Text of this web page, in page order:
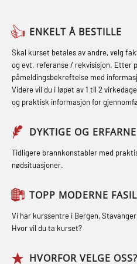
Fallsikring
Førstehjelp –
Førstehjelp
GOC sertifikat
GOC sertifikat
(MRC102)
oljearbeidere
GWO: BST –
Adaptive e-
(RBSBLE018)
(MBSBLE021)
STCW kombi
og
STCW Kombi
og Medisinsk
Webinar
STCW
(MBS114)
STCW Medisinsk
STCW
oppdatering
STCW
inkl.
Hjertestarter
Røykdykking
repetisjon
Sikkerhetskurs
oppdrettsanlegg
Ulykkesgransking
(LFI100)
ENKELT Å BESTILLE
Skal kurset betales av andre, velg
og evt. referanse / rekvisisjon. Etter
påmeldingsbekreftelse med
Videre vil du i løpet av 1 til 2
og praktisk informasjon for
DYKTIGE OG
Tidligere brannkonstabler med
nødsituasjoner.
TOPP MODERNE
Vi har kurssentre i Bergen,
Hvor vil du ta kurset?
HVORFOR VELGE OSS?